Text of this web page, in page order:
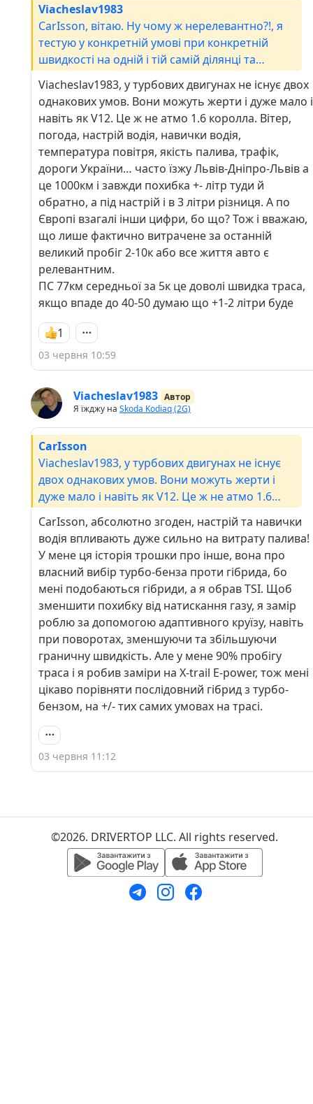
Viacheslav1983
CarIsson, вітаю. Ну чому ж нерелевантно?!, я
тестую у конкретній умові при конкретній
швидкості на одній і тій самій ділянці та
відстані. Відповідно, якщо умови
співпадатимуть, то і результат на іншій автівці
буде +/- такий самий. Звісно результати
можуть відрізнятися в залежності від погоди,
трафіку, вітру і т.д., але моє дослідження
виключно для підтвердження особистого
попереднього висновку, що гібрид програє
звичайному двигуну по витраті палива на
трасі. Ефективність гібриду в місті не визиває у
мене ніяких сумнівів.От як раз результат за
пробіг з салону абсолютно не релевантен
перші 10К пробігу, бо багато часу двигун
працював при вивчені авто, для тестувань і т.д.
і т.п., але підсумок за перші 10К буде, і далі
буде, коли я просто почну їздити без якихось
там досліджень та випробувань, просто у
звичному режимі експлуатації.Станом на
сьогодні пробіг 4953 км, сердня витрата по БК
заправках 9,26 л/100 км
Viacheslav1983, у турбових двигунах не існує двох
однакових умов. Вони можуть жерти і дуже мало і
навіть як V12. Це ж не атмо 1.6 королла. Вітер,
погода, настрій водія, навички водія,
температура повітря, якість палива, трафік,
дороги України… часто їзжу Львів-Дніпро-Львів а
це 1000км і завжди похибка +- літр туди й
обратно, а під настрій і в 3 літри різниця. А по
Європі взагалі інши цифри, бо що? Тож і вважаю,
що лише фактично витрачене за останній
великий пробіг 2-10к або все життя авто є
релевантним.
ПС 77км середньої за 5к це доволі швидка траса,
якщо впаде до 40-50 думаю що +1-2 літри буде
1
03 червня 10:59
Viacheslav1983 Автор
Я їжджу на Skoda Kodiaq (2G)
CarIsson
Viacheslav1983, у турбових двигунах не існує
двох однакових умов. Вони можуть жерти і
дуже мало і навіть як V12. Це ж не атмо 1.6
королла. Вітер, погода, настрій водія, навички
водія, температура повітря, якість палива,
трафік, дороги України… часто їзжу Львів-
Дніпро-Львів а це 1000км і завжди похибка +-
літр туди й обратно, а під настрій і в 3 літри
різниця. А по Європі взагалі інши цифри, бо
що? Тож і вважаю, що лише фактично
витрачене за останній великий пробіг 2-10к
або все життя авто є релевантним. ПС 77км
середньої за 5к це доволі швидка траса, якщо
впаде до 40-50 думаю що +1-2 літри буде
CarIsson, абсолютно згоден, настрій та навички
водія впливають дуже сильно на витрату палива!
У мене ця історія трошки про інше, вона про
власний вибір турбо-бенза проти гібрида, бо
мені подобаються гібриди, а я обрав TSI. Щоб
зменшити похибку від натискання газу, я замір
роблю за допомогою адаптивного круїзу, навіть
при поворотах, зменшуючи та збільшуючи
граничну швидкість. Але у мене 90% пробігу
траса і я робив заміри на X-trail E-power, тож мені
цікаво порівняти послідовний гібрид з турбо-
бензом, на +/- тих самих умовах на трасі.
03 червня 11:12
©2026. DRIVERTOP LLC. All rights reserved.